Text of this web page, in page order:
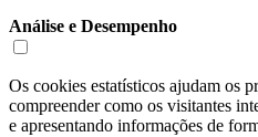
Análise e Desempenho
Os cookies estatísticos ajudam os
compreender como os visitantes
e apresentando informações de